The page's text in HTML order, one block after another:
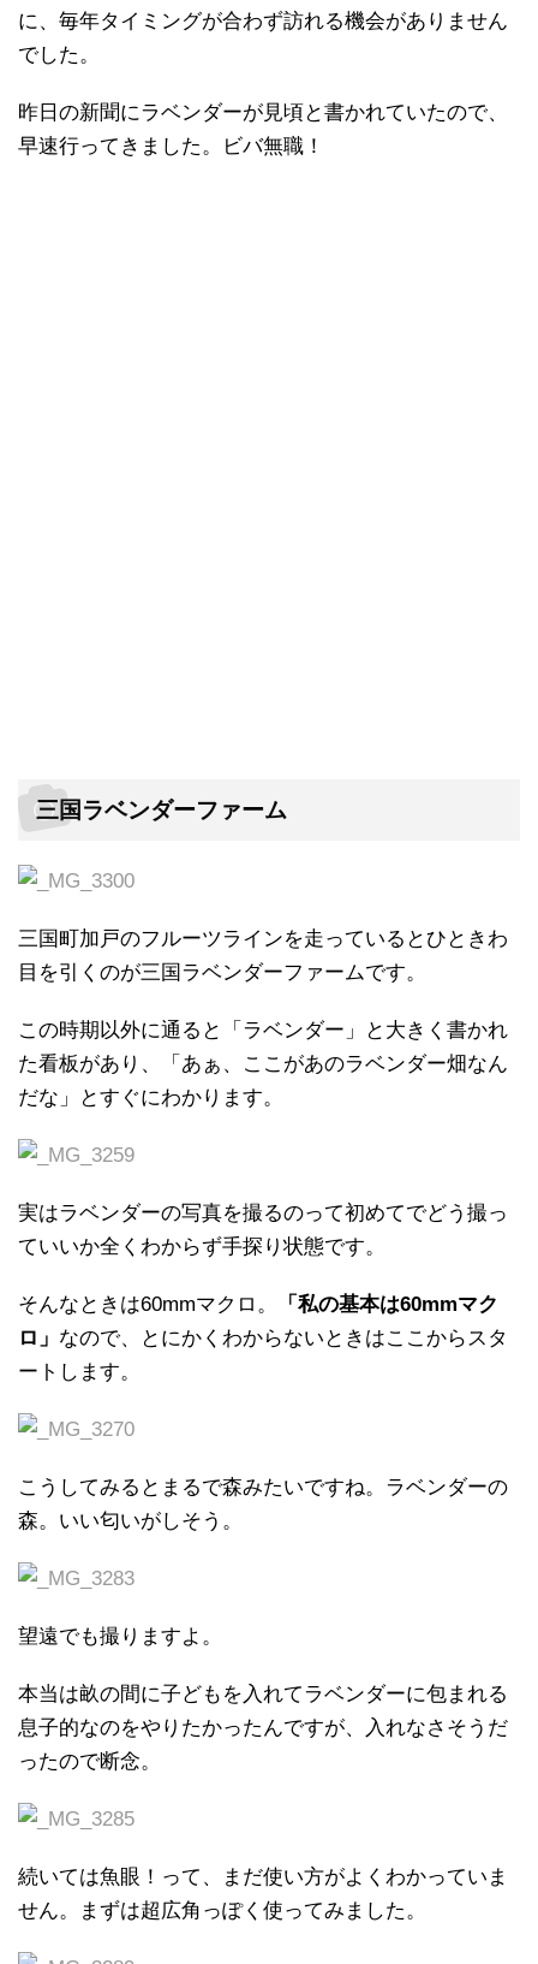
に、毎年タイミングが合わず訪れる機会がありません
でした。
昨日の新聞にラベンダーが見頃と書かれていたので、
早速行ってきました。ビバ無職！
三国ラベンダーファーム
三国町加戸のフルーツラインを走っているとひときわ
目を引くのが三国ラベンダーファームです。
この時期以外に通ると「ラベンダー」と大きく書かれ
た看板があり、「あぁ、ここがあのラベンダー畑なん
だな」とすぐにわかります。
実はラベンダーの写真を撮るのって初めてでどう撮っ
ていいか全くわからず手探り状態です。
そんなときは60mmマクロ。
「私の基本は60mmマク
ロ」 なので、とにかくわからないときはここからスタ
ートします。
こうしてみるとまるで森みたいですね。ラベンダーの
森。いい匂いがしそう。
望遠でも撮りますよ。
本当は畝の間に子どもを入れてラベンダーに包まれる
息子的なのをやりたかったんですが、入れなさそうだ
ったので断念。
続いては魚眼！って、まだ使い方がよくわかっていま
せん。まずは超広角っぽく使ってみました。